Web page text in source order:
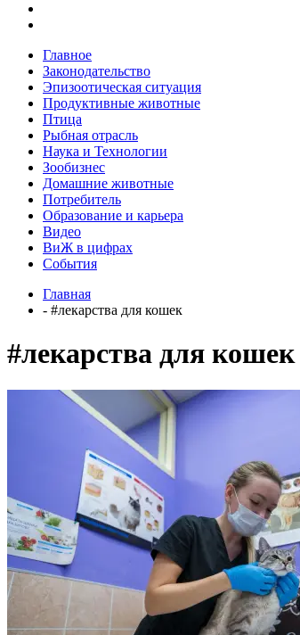
Главное
Законодательство
Эпизоотическая ситуация
Продуктивные животные
Птица
Рыбная отрасль
Наука и Технологии
Зообизнес
Домашние животные
Потребитель
Образование и карьера
Видео
ВиЖ в цифрах
События
Главная
- #лекарства для кошек
#лекарства для кошек